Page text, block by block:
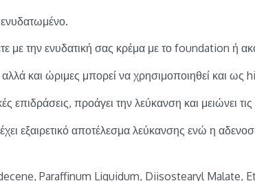
με την ενυδατική σας κρέμα με το foundation
και ώριμες μπορεί να χρησιμοποιηθεί και
επιδράσεις, προάγει την λεύκανση και μειώνει τις
εξαιρετικό αποτέλεσμα λεύκανσης ενώ η
Paraffinum Liquidum, Diisostearyl Malate,